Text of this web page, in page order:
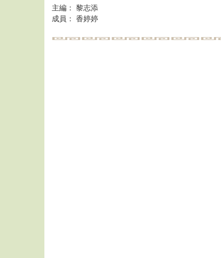
主編： 黎志添
成員： 香婷婷